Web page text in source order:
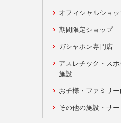
オフィシャルショッ
期間限定ショップ
ガシャポン専門店
アスレチック・ス
施設
お子様・ファミリ
その他の施設・サー